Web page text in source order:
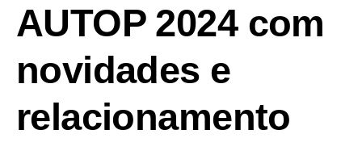
AUTOP 2024 com
novidades e
relacionamento